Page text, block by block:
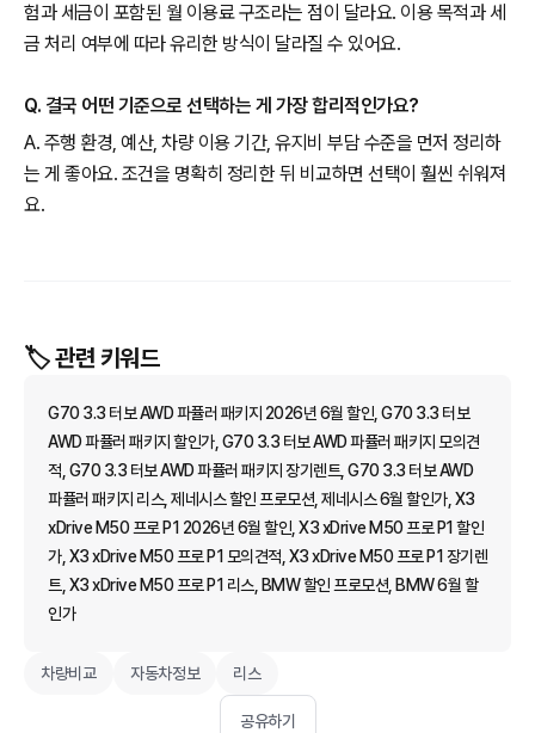
험과 세금이 포함된 월 이용료 구조라는 점이 달라요. 이용 목적과 세
금 처리 여부에 따라 유리한 방식이 달라질 수 있어요.
Q. 결국 어떤 기준으로 선택하는 게 가장 합리적인가요?
A. 주행 환경, 예산, 차량 이용 기간, 유지비 부담 수준을 먼저 정리하
는 게 좋아요. 조건을 명확히 정리한 뒤 비교하면 선택이 훨씬 쉬워져
요.
🏷️ 관련 키워드
G70 3.3 터보 AWD 파퓰러 패키지 2026년 6월 할인, G70 3.3 터보
AWD 파퓰러 패키지 할인가, G70 3.3 터보 AWD 파퓰러 패키지 모의견
적, G70 3.3 터보 AWD 파퓰러 패키지 장기렌트, G70 3.3 터보 AWD
파퓰러 패키지 리스, 제네시스 할인 프로모션, 제네시스 6월 할인가, X3
xDrive M50 프로 P1 2026년 6월 할인, X3 xDrive M50 프로 P1 할인
가, X3 xDrive M50 프로 P1 모의견적, X3 xDrive M50 프로 P1 장기렌
트, X3 xDrive M50 프로 P1 리스, BMW 할인 프로모션, BMW 6월 할
인가
차량비교 자동차정보 리스
공유하기